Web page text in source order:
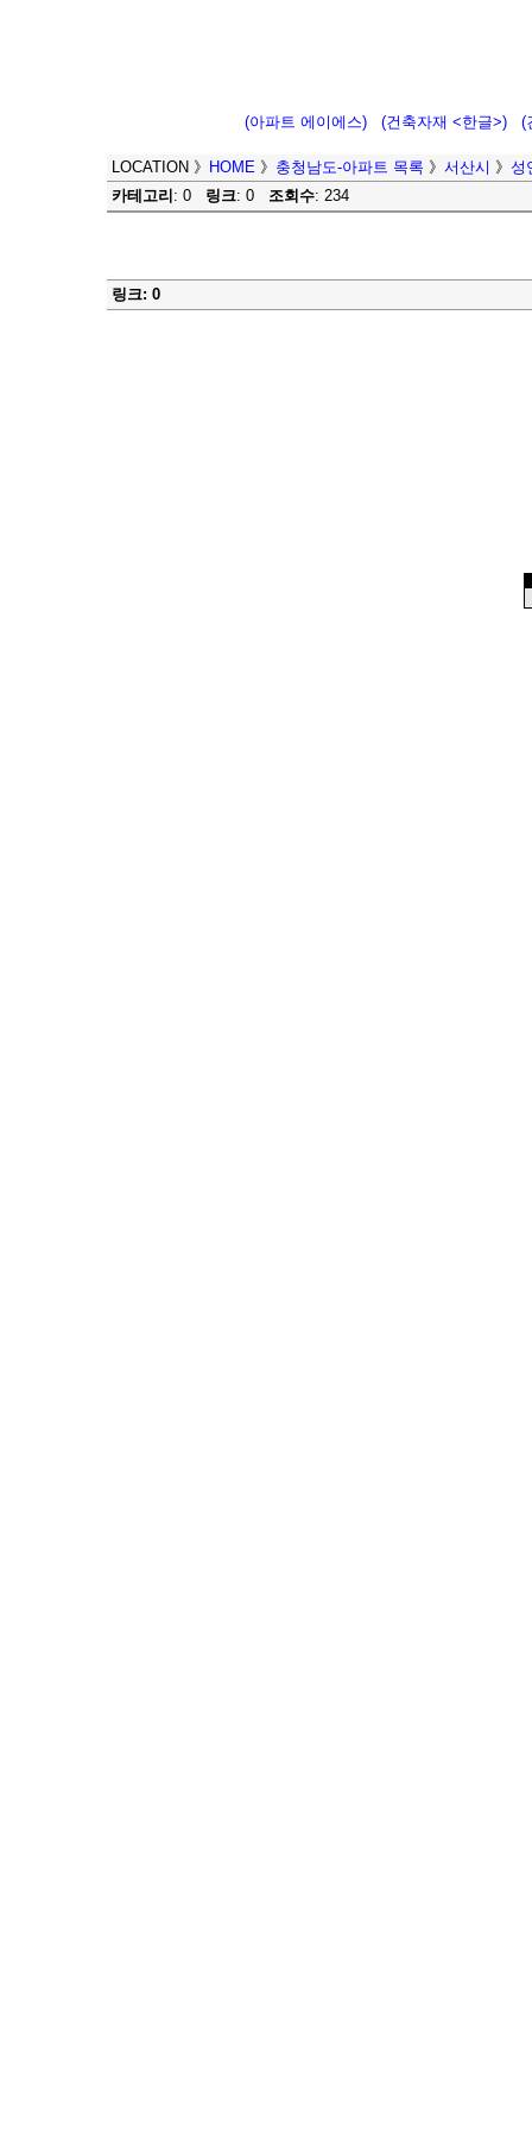
(아파트 에이에스) (건축자재 <한글>) (
LOCATION 》 HOME 》 충청남도-아파트 목록 》 서산시 》 성
카테고리 : 0 링크: 0 조회수: 234
링크: 0